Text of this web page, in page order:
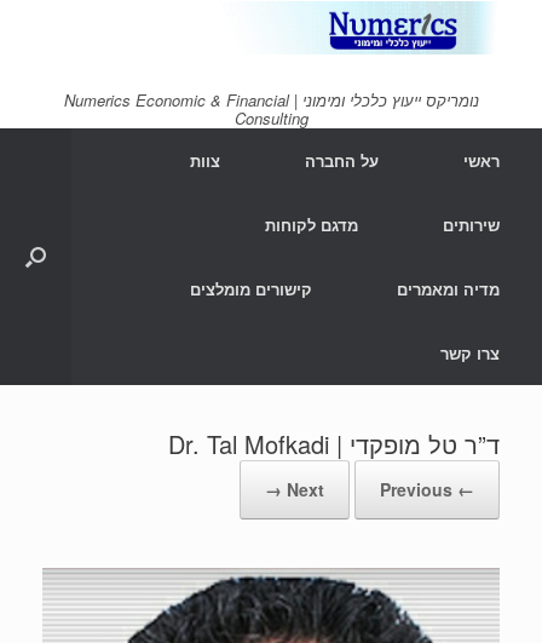
נומריקס ייעוץ כלכלי ומימוני | Numerics Economic & Financial
Consulting
ראשי
על החברה צוות
שירותים מדגם לקוחות
מדיה ומאמרים קישורים מומלצים
צרו קשר
ד”ר טל מופקדי | Dr. Tal Mofkadi
← Previous
Next →